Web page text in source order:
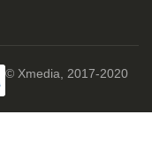
© Xmedia, 2017-2020